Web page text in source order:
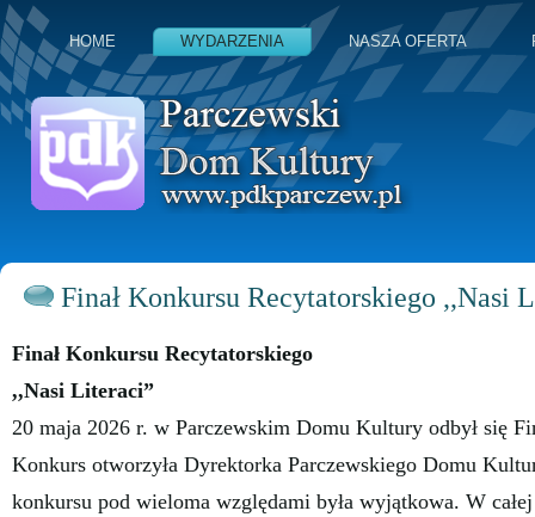
HOME WYDARZENIA NASZA OFERTA
Finał Konkursu Recytatorskiego ,,Nasi
Finał Konkursu Recytatorskiego
,,Nasi Literaci”
20 maja 2026 r. w Parczewskim Domu Kultury odbył się
Konkurs otworzyła Dyrektorka Parczewskiego Domu
konkursu pod wieloma względami była wyjątkowa. W